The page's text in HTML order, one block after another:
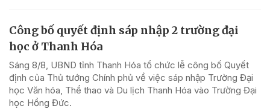
Công bố quyết định sáp nhập 2 trường đại
học ở Thanh Hóa
Sáng 8/8, UBND tỉnh Thanh Hóa tổ chức lễ công bố Quyết
định của Thủ tướng Chính phủ về việc sáp nhập Trường Đại
học Văn hóa, Thể thao và Du lịch Thanh Hóa vào Trường Đại
học Hồng Đức.